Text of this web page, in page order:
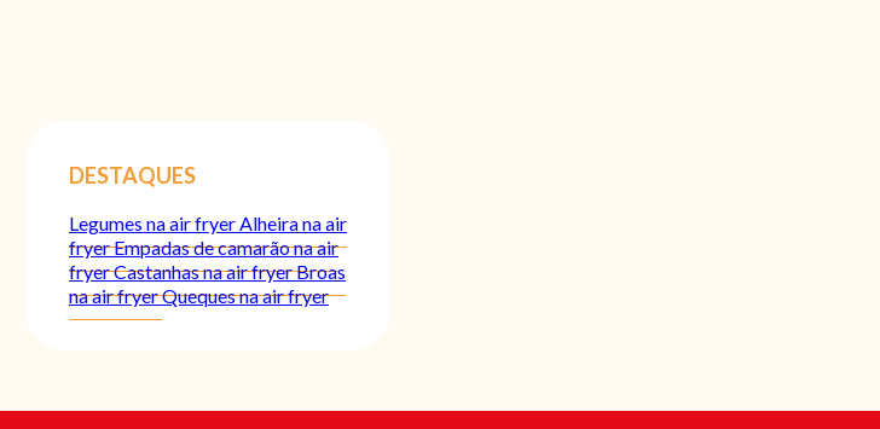
DESTAQUES
Legumes na air fryerAlheira na air
fryerEmpadas de camarão na air
fryerCastanhas na air fryerBroas
na air fryerQueques na air fryer